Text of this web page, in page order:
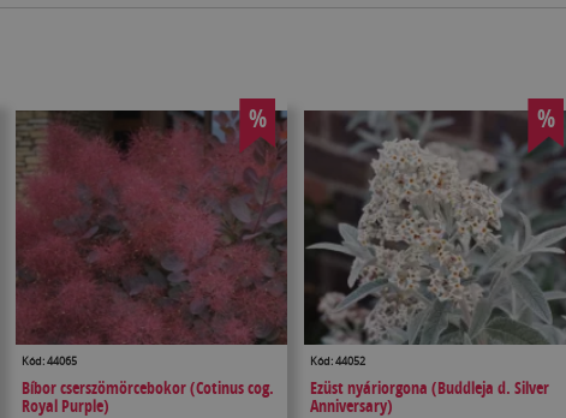
%
Kód: 44065
Bíbor cserszömörcebokor (Cotinus cog.
Royal Purple)
%
Kód: 44052
Ezüst nyáriorgona (Buddleja d. Silver
Anniversary)